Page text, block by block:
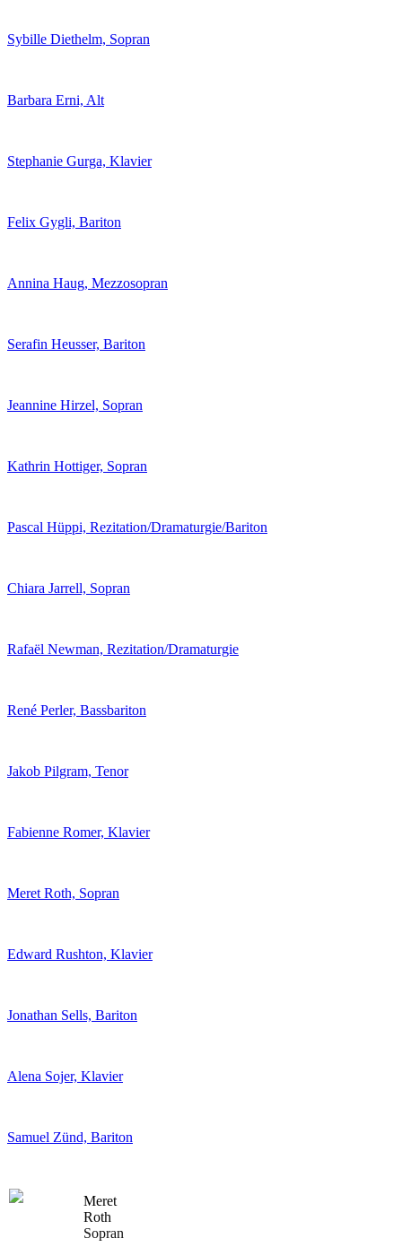
Sybille Diethelm, Sopran
Barbara Erni, Alt
Stephanie Gurga, Klavier
Felix Gygli, Bariton
Annina Haug, Mezzosopran
Serafin Heusser, Bariton
Jeannine Hirzel, Sopran
Kathrin Hottiger, Sopran
Pascal Hüppi, Rezitation/Dramaturgie/Bariton
Chiara Jarrell, Sopran
Rafaël Newman, Rezitation/Dramaturgie
René Perler, Bassbariton
Jakob Pilgram, Tenor
Fabienne Romer, Klavier
Meret Roth, Sopran
Edward Rushton, Klavier
Jonathan Sells, Bariton
Alena Sojer, Klavier
Samuel Zünd, Bariton
Meret
Roth
Sopran